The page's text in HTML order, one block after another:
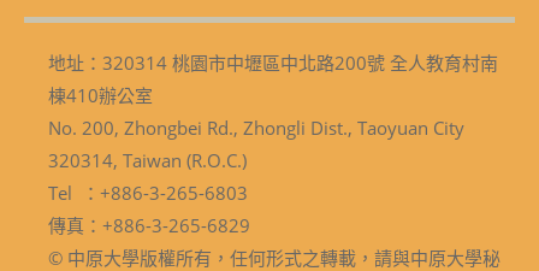
地址：320314 桃園市中壢區中北路200號 全人教育村南
棟410辦公室
No. 200, Zhongbei Rd., Zhongli Dist., Taoyuan City
320314, Taiwan (R.O.C.)
Tel ：+886-3-265-6803
傳真：+886-3-265-6829
© 中原大學版權所有，任何形式之轉載，請與中原大學秘